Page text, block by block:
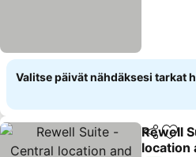
Valitse päivät nähdäksesi tarkat
Jaa
Rewell
location